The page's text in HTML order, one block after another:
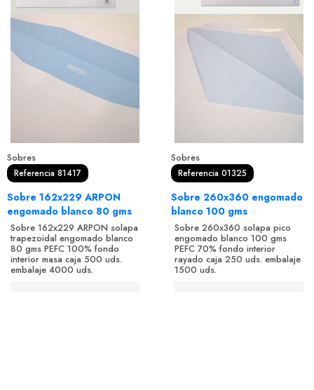
Sobres
Referencia 81417
Sobre 162x229 ARPON
engomado blanco 80 gms
Sobre 162x229 ARPON solapa
trapezoidal engomado blanco
80 gms PEFC 100% fondo
interior masa caja 500 uds.
embalaje 4000 uds.
Sobres
Referencia 01325
Sobre 260x360 engomado
blanco 100 gms
Sobre 260x360 solapa pico
engomado blanco 100 gms
PEFC 70% fondo interior
rayado caja 250 uds. embalaje
1500 uds.